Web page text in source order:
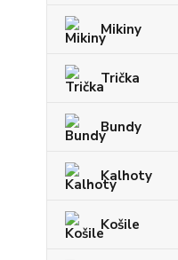
Mikiny
Trička
Bundy
Kalhoty
Košile